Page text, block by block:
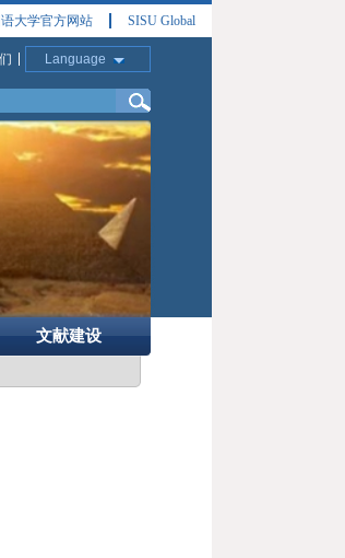
大学官方网站 SISU Global
Language
文献建设